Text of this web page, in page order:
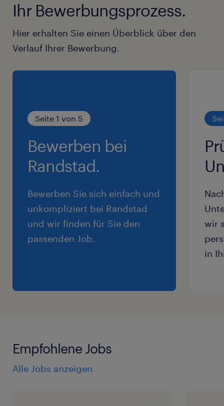
Ihr Bewerbungsprozess.
Hier erhalten Sie einen Überblick über den
Verlauf Ihrer Bewerbung.
Seite 1 von 5
Bewerben bei
Randstad.
Bewerben Sie sich einfach und
unkompliziert bei Randstad
und wir finden für Sie den
passenden Job.
wir
in
Empfohlene Jobs
Alle Jobs anzeigen